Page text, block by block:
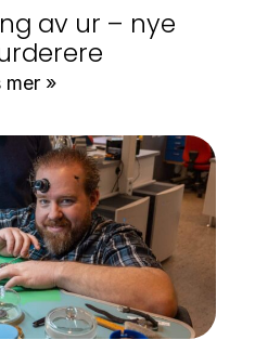
av ur – nye
mer »